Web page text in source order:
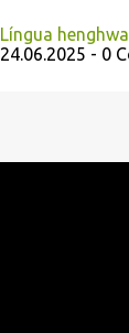
Língua
24.06.2025 - 0